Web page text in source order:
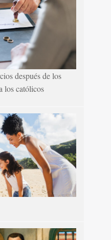
después de los
los católicos